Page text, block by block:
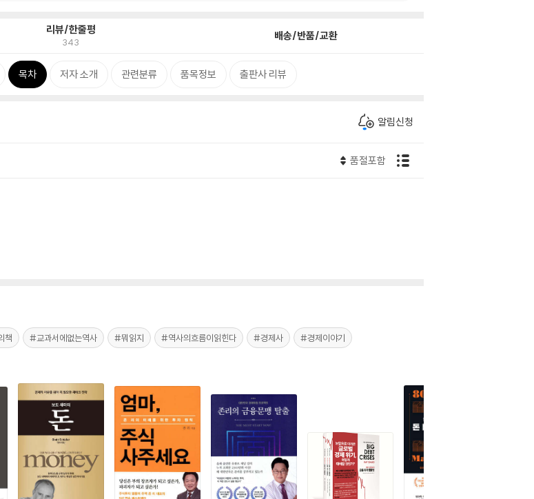
리뷰/한줄평
343 배송/반품/교환
목차 저자 소개 관련분류 품목정보 출판사 리뷰
알림신청
품절포함
책 #교과서에없는역사 #뭐읽지 #역사의흐름이읽힌다 #경제사 #경제이야기